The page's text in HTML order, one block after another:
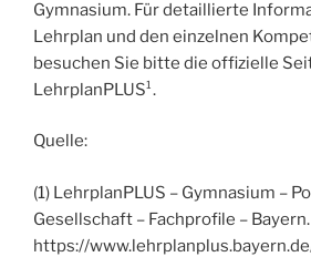
Gymnasium. Für detaillierte
Lehrplan und den einzelnen
besuchen Sie bitte die offizielle
LehrplanPLUS¹.
Quelle:
(1) LehrplanPLUS – Gymnasium –
Gesellschaft – Fachprofile – Bayern.
https://